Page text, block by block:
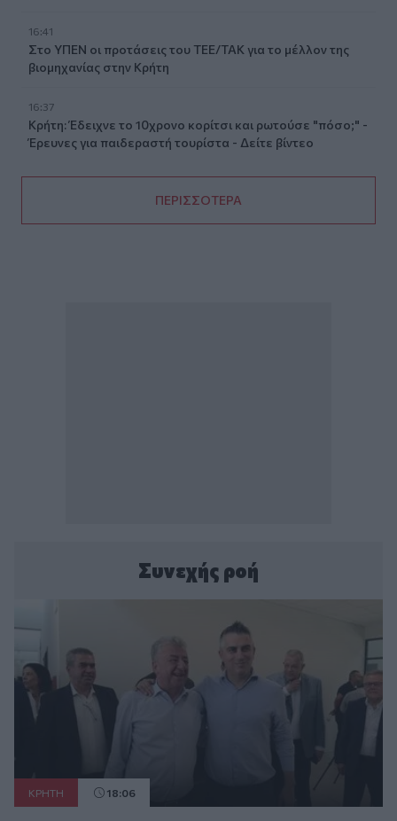
16:41
Στο ΥΠΕΝ οι προτάσεις του ΤΕΕ/ΤΑΚ για το μέλλον της
βιομηχανίας στην Κρήτη
16:37
Κρήτη: Έδειχνε το 10χρονο κορίτσι και ρωτούσε "πόσο;" -
Έρευνες για παιδεραστή τουρίστα - Δείτε βίντεο
ΠΕΡΙΣΣΟΤΕΡΑ
Συνεχής ροή
ΚΡΗΤΗ 18:06